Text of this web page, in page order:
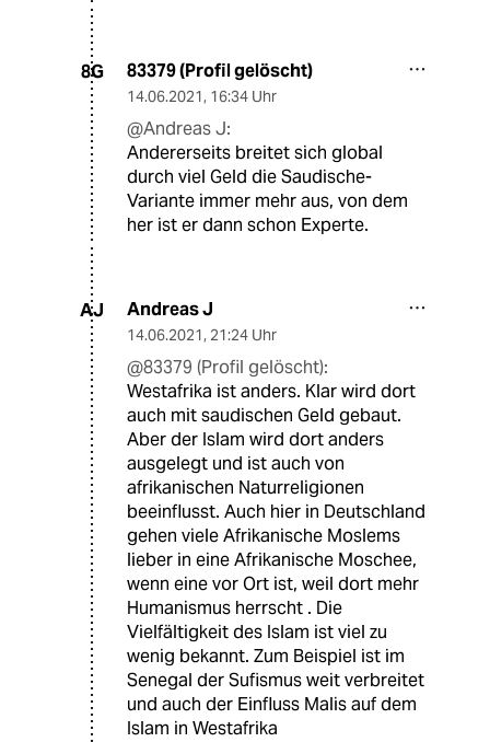
8G 83379 (Profil gelöscht)
14.06.2021, 16:34 Uhr
@Andreas J:
Andererseits breitet sich global
durch viel Geld die Saudische-
Variante immer mehr aus, von dem
her ist er dann schon Experte.
AJ Andreas J
14.06.2021, 21:24 Uhr
@83379 (Profil gelöscht):
Westafrika ist anders. Klar wird dort
auch mit saudischen Geld gebaut.
Aber der Islam wird dort anders
ausgelegt und ist auch von
afrikanischen Naturreligionen
beeinflusst. Auch hier in Deutschland
gehen viele Afrikanische Moslems
lieber in eine Afrikanische Moschee,
wenn eine vor Ort ist, weil dort mehr
Humanismus herrscht . Die
Vielfältigkeit des Islam ist viel zu
wenig bekannt. Zum Beispiel ist im
Senegal der Sufismus weit verbreitet
und auch der Einfluss Malis auf dem
Islam in Westafrika